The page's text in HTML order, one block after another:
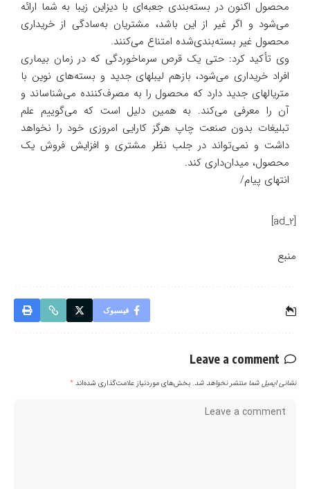
محصول اکنون در بسته‌بندی جعبه‌ای با دیزاین زیبا به شما ارائه
می‌شود و اگر غیر از این باشد، مشتریان به‌سادگی از خریداری
محصول غیر بسته‌بندی‌شده امتناع می‌کنند.
وی تأکید کرد: حتی یک قرص سرماخوردگی که در زمان بیماری
افراد خریداری می‌شود، بازهم لیبل‎های جدید و بسته‌های نوین با
متریال‎های جدید دارد که محصول را به مصرف‌کننده می‌شناساند و
آن را معرفی می‌کند. به همین دلیل است که می‌گوییم علم
تبلیغات بدون صنعت چاپ هرگز کارایی امروزی خود را نخواهد
داشت و نمی‌تواند در جلب نظر مشتری و افزایش فروش یک
محصول، میدان‌داری کند.
انتهای پیام/
[ad_2]
منبع
فیسبوک
Leave a comment
نشانی ایمیل شما منتشر نخواهد شد. بخش‌های موردنیاز علامت‌گذاری شده‌اند*